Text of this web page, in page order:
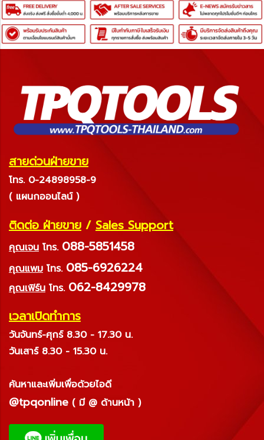
สายด่วนฝ่ายขาย
โทร. 0-24898958-9
( แผนกออนไลน์ )
ติดต่อ ฝ่ายขาย / Sales Support
คุณเจน โทร. 088-5851458
คุณแพม โทร. 085-6926224
คุณเฟิร์น โทร. 062-8429978
เวลาเปิดทำการ
วันจันทร์-ศุกร์ 8.30 - 17.30 น.
วันเสาร์ 8.30 - 15.30 น.
ค้นหาและเพิ่มเพื่อด้วยไอดี
@tpqonline ( มี @ ด้านหน้า )